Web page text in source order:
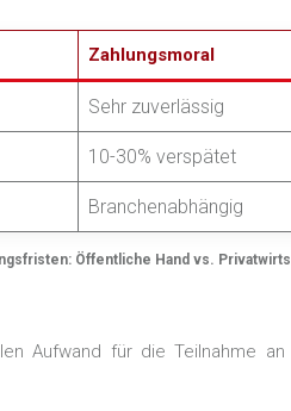
Öffentliche Hand vs.
Zahlungsmoral
Sehr zuverlässig
10-30% verspätet
Branchenabhängig
Aufwand für die Teilnahme